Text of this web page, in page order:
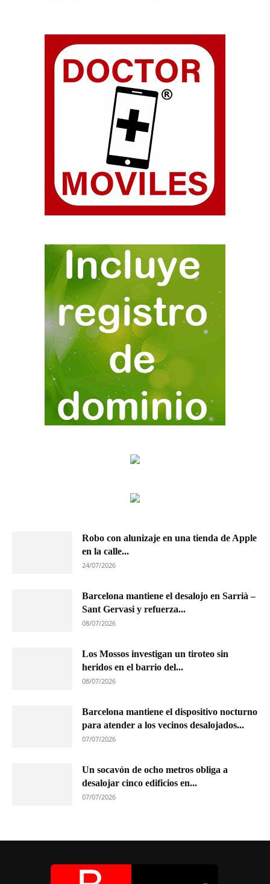
Robo con alunizaje en una tienda de Apple
en la calle...
24/07/2026
Barcelona mantiene el desalojo en Sarrià –
Sant Gervasi y refuerza...
08/07/2026
Los Mossos investigan un tiroteo sin
heridos en el barrio del...
08/07/2026
Barcelona mantiene el dispositivo nocturno
para atender a los vecinos desalojados...
07/07/2026
Un socavón de ocho metros obliga a
desalojar cinco edificios en...
07/07/2026